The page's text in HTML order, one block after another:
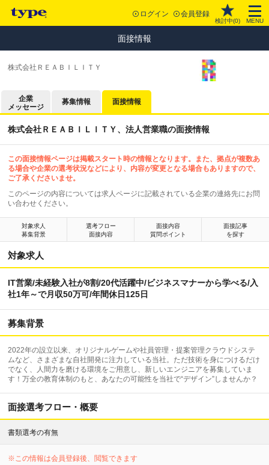
ログイン 会員登録
検討中(0) MENU
面接情報
株式会社ＲＥＡＢＩＬＩＴＹ
企業
メッセージ
募集情報 面接情報
株式会社ＲＥＡＢＩＬＩＴＹ、法人営業職の面接情報
この面接情報ページは掲載スタート時の情報となります。また、拠点が複数あ
る場合や企業の選考状況などにより、内容が変更となる場合もありますので、
ご了承くださいませ。
このページの内容については求人ページに記載されている企業の連絡先にお問
い合わせください。
対象求人
募集背景
選考フロー
面接内容
面接内容
質問ポイント
面接記事
を探す
対象求人
IT営業/未経験入社が8割/20代活躍中/ビジネスマナーから学べる/入
社1年～で月収50万可/年間休日125日
募集背景
2022年の設立以来、オリジナルゲームや社員管理・提案管理クラウドシステ
ムなど、さまざまな自社開発に注力している当社。ただ技術を身につけるだけ
でなく、人間力を磨ける環境をご用意し、新しいエンジニアを募集していま
す！万全の教育体制のもと、あなたの可能性を当社で“デザイン”しませんか？
面接選考フロー・概要
書類選考の有無
※この情報は会員登録後、閲覧できます